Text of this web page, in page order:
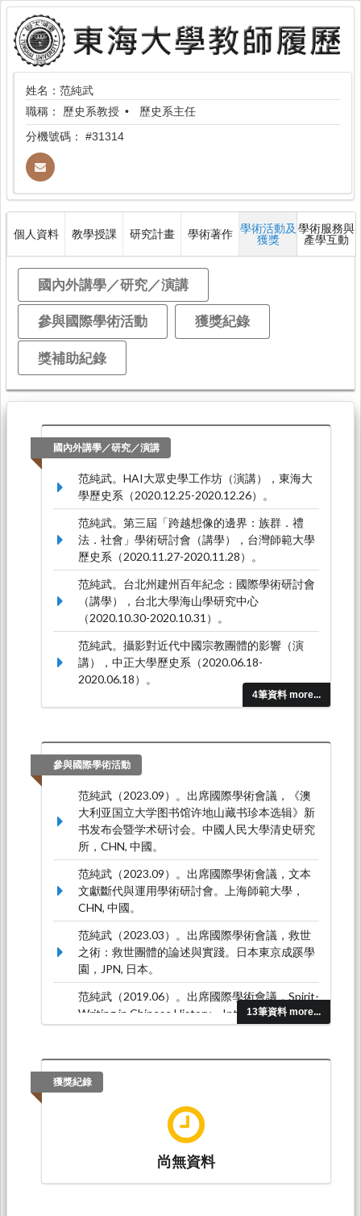
姓名：范純武
職稱： 歷史系教授
歷史系主任
分機號碼： #31314
個人資料 教學授課 研究計畫 學術著作 學術活動及
獲獎
學術服務與
產學互動
國內外講學／研究／演講
參與國際學術活動 獲獎紀錄
獎補助紀錄
國內外講學／研究／演講
4筆資料 more...
范純武。HAI大眾史學工作坊（演講），東海大
學歷史系（2020.12.25-2020.12.26）。
范純武。第三屆「跨越想像的邊界：族群．禮
法．社會」學術研討會（講學），台灣師範大學
歷史系（2020.11.27-2020.11.28）。
范純武。台北州建州百年紀念：國際學術研討會
（講學），台北大學海山學研究中心
（2020.10.30-2020.10.31）。
范純武。攝影對近代中國宗教團體的影響（演
講），中正大學歷史系（2020.06.18-
2020.06.18）。
參與國際學術活動
13筆資料 more...
范純武（2023.09）。出席國際學術會議，《澳
大利亚国立大学图书馆许地山藏书珍本选辑》新
书发布会暨学术研讨会。中國人民大學清史研究
所，CHN, 中國。
范純武（2023.09）。出席國際學術會議，文本
文獻斷代與運用學術研討會。上海師範大學，
CHN, 中國。
范純武（2023.03）。出席國際學術會議，救世
之術：救世團體的論述與實踐。日本東京成蹊學
園，JPN, 日本。
范純武（2019.06）。出席國際學術會議，Spirit-
Writing in Chinese History。International
Consortium for Research in the Humanities
2019.6.25-26。，DEU, 德國。
范純武（2018.09）。出席國際學術會議，Text,
Context, and Acts: The Chinese Popular
Religion in Practic.國際學術研討會。美國紐約羅
徹斯特大學，2018.9.29-30。，USA, 美國。
獲獎紀錄
尚無資料